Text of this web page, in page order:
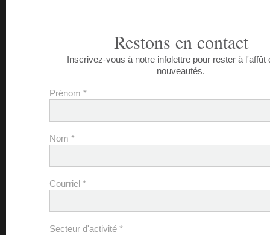
Secteur d'activité :
Restons en contact
Inscrivez-vous à notre infolettre pour rester à l'affût
nouveautés.
Prénom *
Nom *
Courriel *
Secteur d'activité *